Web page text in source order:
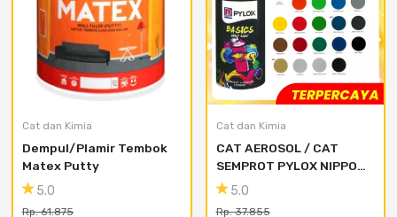
Cat dan Kimia
Dempul/Plamir Tembok
Matex Putty
5.0
Rp. 61.875
Cat dan Kimia
CAT AEROSOL / CAT
SEMPROT PYLOX NIPPON
PAINT - SEMUA WARNA
5.0
Rp. 37.855